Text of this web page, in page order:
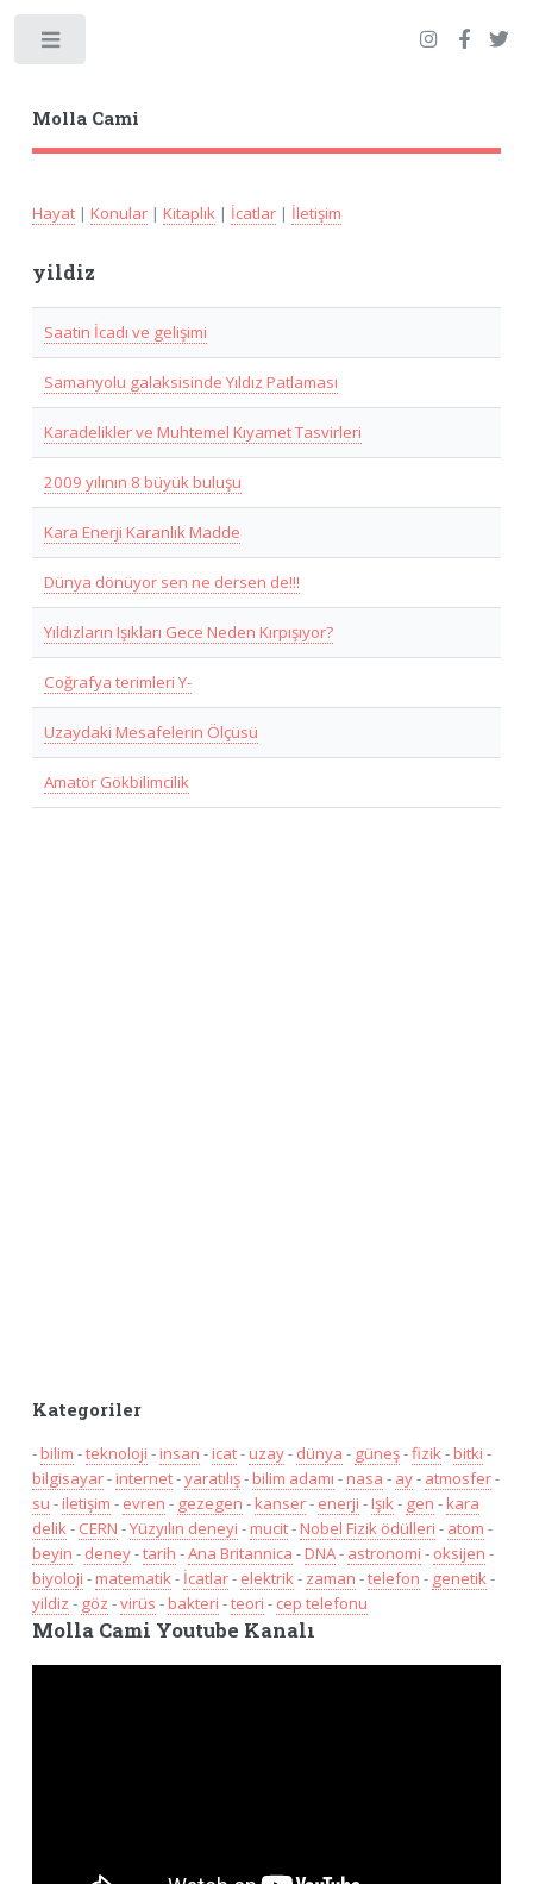
Molla Cami
Hayat| Konular| Kitaplık| İcatlar| İletişim
yildiz
Saatin İcadı ve gelişimi
Samanyolu galaksisinde Yıldız Patlaması
Karadelikler ve Muhtemel Kıyamet Tasvirleri
2009 yılının 8 büyük buluşu
Kara Enerji Karanlık Madde
Dünya dönüyor sen ne dersen de!!!
Yıldızların Işıkları Gece Neden Kırpışıyor?
Coğrafya terimleri Y-
Uzaydaki Mesafelerin Ölçüsü
Amatör Gökbilimcilik
Kategoriler
-bilim -teknoloji -insan -icat-uzay- dünya - güneş-fizik-bitki -
bilgisayar-internet-yaratılış-bilim adamı -nasa - ay- atmosfer-
su -iletişim - evren - gezegen -kanser- enerji -Işık- gen -kara
delik- CERN -Yüzyılın deneyi -mucit-Nobel Fizik ödülleri - atom -
beyin - deney-tarih -Ana Britannica -DNA- astronomi - oksijen -
biyoloji -matematik- İcatlar- elektrik- zaman -telefon - genetik-
yildiz - göz -virüs -bakteri -teori - cep telefonu
Molla Cami Youtube Kanalı